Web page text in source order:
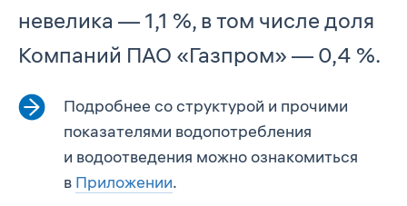
невелика — 1,1 %, в том числе доля
Компаний ПАО «Газпром» — 0,4 %.
Подробнее со структурой и прочими
показателями водопотребления
и водоотведения можно ознакомиться
в Приложении.